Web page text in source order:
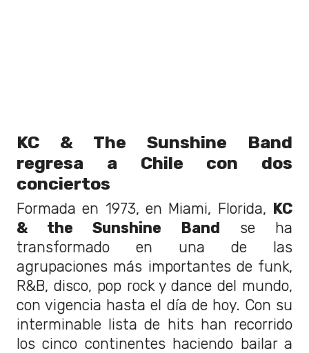
KC & The Sunshine Band
regresa a Chile con dos
conciertos
Formada en 1973, en Miami, Florida, KC
& the Sunshine Band se ha
transformado en una de las
agrupaciones más importantes de funk,
R&B, disco, pop rock y dance del mundo,
con vigencia hasta el día de hoy. Con su
interminable lista de hits han recorrido
los cinco continentes haciendo bailar a